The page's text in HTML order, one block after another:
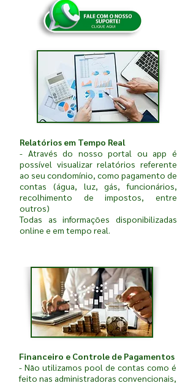
Relatórios em Tempo Real
- Através do nosso portal ou app é
possível visualizar relatórios referente
ao seu condomínio, como pagamento de
contas (água, luz, gás, funcionários,
recolhimento de impostos, entre
outros)
Todas as informações disponibilizadas
online e em tempo real.
Financeiro e Controle de Pagamentos
- Não utilizamos pool de contas como é
feito nas administradoras convencionais,